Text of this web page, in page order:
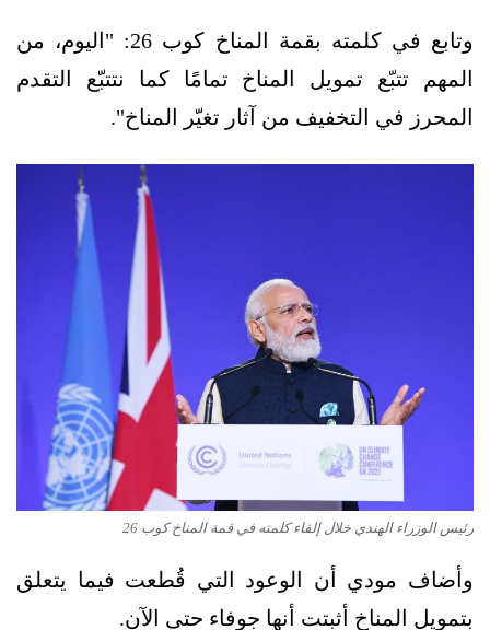
وتابع في كلمته بقمة المناخ كوب 26: "اليوم، من
المهم تتبّع تمويل المناخ تمامًا كما نتتبّع التقدم
المحرز في التخفيف من آثار تغيّر المناخ".
رئيس الوزراء الهندي خلال إلقاء كلمته في قمة المناخ كوب 26
وأضاف مودي أن الوعود التي قُطعت فيما يتعلق
بتمويل المناخ أثبتت أنها جوفاء حتى الآن.